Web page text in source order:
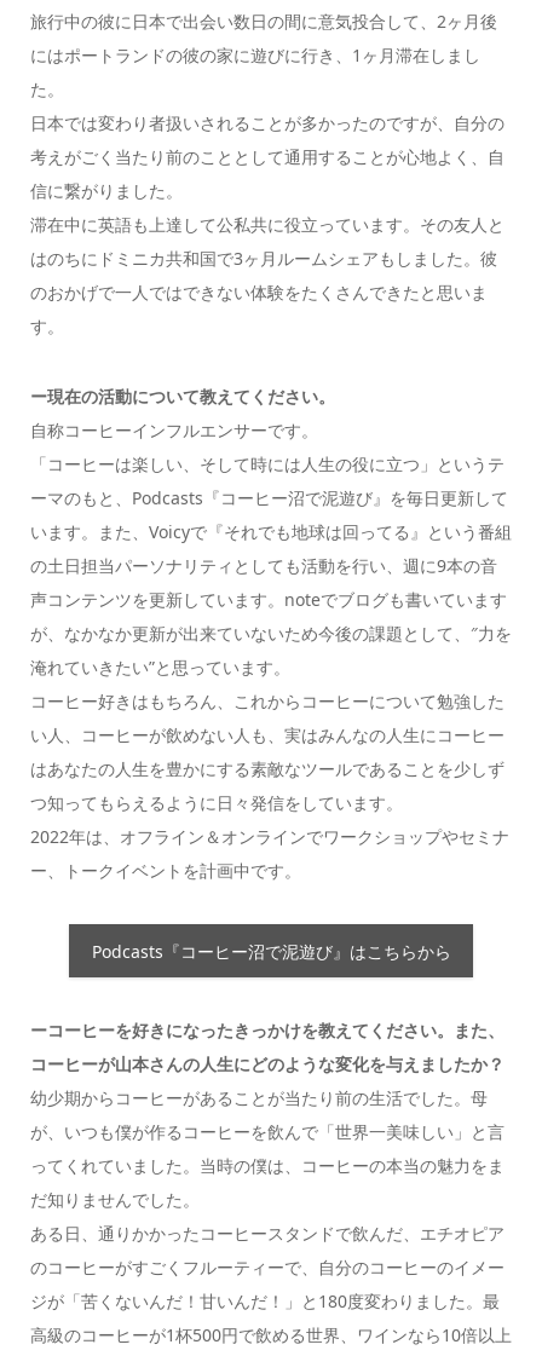
旅行中の彼に日本で出会い数日の間に意気投合して、2ヶ月後
にはポートランドの彼の家に遊びに行き、1ヶ月滞在しまし
た。
日本では変わり者扱いされることが多かったのですが、自分の
考えがごく当たり前のこととして通用することが心地よく、自
信に繋がりました。
滞在中に英語も上達して公私共に役立っています。その友人と
はのちにドミニカ共和国で3ヶ月ルームシェアもしました。彼
のおかげで一人ではできない体験をたくさんできたと思いま
す。
ー現在の活動について教えてください。
自称コーヒーインフルエンサーです。
「コーヒーは楽しい、そして時には人生の役に立つ」というテ
ーマのもと、Podcasts『コーヒー沼で泥遊び』を毎日更新して
います。また、Voicyで『それでも地球は回ってる』という番組
の土日担当パーソナリティとしても活動を行い、週に9本の音
声コンテンツを更新しています。noteでブログも書いています
が、なかなか更新が出来ていないため今後の課題として、″力を
淹れていきたい”と思っています。
コーヒー好きはもちろん、これからコーヒーについて勉強した
い人、コーヒーが飲めない人も、実はみんなの人生にコーヒー
はあなたの人生を豊かにする素敵なツールであることを少しず
つ知ってもらえるように日々発信をしています。
2022年は、オフライン＆オンラインでワークショップやセミナ
ー、トークイベントを計画中です。
Podcasts『コーヒー沼で泥遊び』はこちらから
ーコーヒーを好きになったきっかけを教えてください。また、
コーヒーが山本さんの人生にどのような変化を与えましたか？
幼少期からコーヒーがあることが当たり前の生活でした。母
が、いつも僕が作るコーヒーを飲んで「世界一美味しい」と言
ってくれていました。当時の僕は、コーヒーの本当の魅力をま
だ知りませんでした。
ある日、通りかかったコーヒースタンドで飲んだ、エチオピア
のコーヒーがすごくフルーティーで、自分のコーヒーのイメー
ジが「苦くないんだ！甘いんだ！」と180度変わりました。最
高級のコーヒーが1杯500円で飲める世界、ワインなら10倍以上